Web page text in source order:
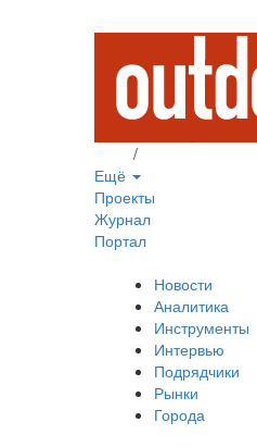
/
Ещё
Проекты
Журнал
Портал
Новости
Аналитика
Инструменты
Интервью
Подрядчики
Рынки
Города